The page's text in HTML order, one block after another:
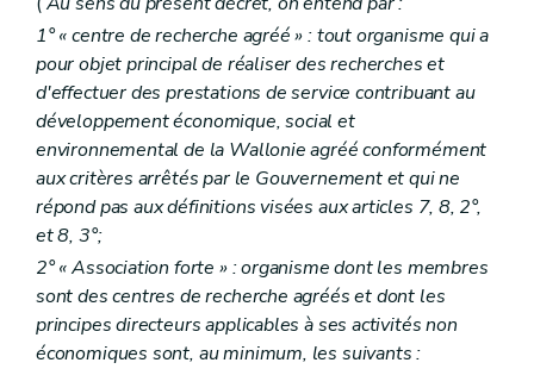
1° « centre de recherche agréé » : tout organisme qui a
pour objet principal de réaliser des recherches et
d'effectuer des prestations de service contribuant au
développement économique, social et
environnemental de la Wallonie agréé conformément
aux critères arrêtés par le Gouvernement et qui ne
répond pas aux définitions visées aux articles 7, 8, 2°,
et 8, 3°;
2° « Association forte » : organisme dont les membres
sont des centres de recherche agréés et dont les
principes directeurs applicables à ses activités non
économiques sont, au minimum, les suivants :